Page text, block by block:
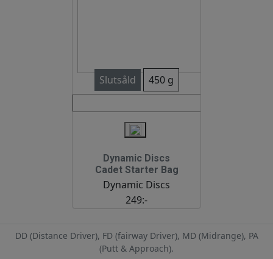
Slutsåld 450 g
Dynamic Discs
Cadet Starter Bag
Dynamic Discs
249:-
DD (Distance Driver), FD (fairway Driver), MD (Midrange), PA
(Putt & Approach).